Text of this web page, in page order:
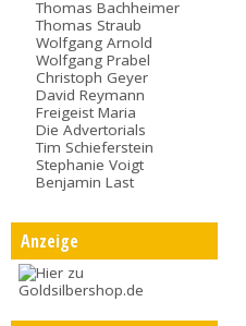
Thomas Bachheimer
Thomas Straub
Wolfgang Arnold
Wolfgang Prabel
Christoph Geyer
David Reymann
Freigeist Maria
Die Advertorials
Tim Schieferstein
Stephanie Voigt
Benjamin Last
Anzeige